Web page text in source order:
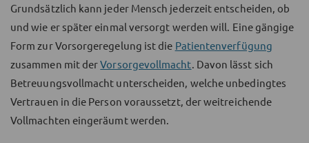
Grundsätzlich kann jeder Mensch jederzeit entscheiden, ob
und wie er später einmal versorgt werden will. Eine gängige
Form zur Vorsorgeregelung ist die Patientenverfügung
zusammen mit derVorsorgevollmacht . Davon lässt sich
Betreuungsvollmacht unterscheiden, welche unbedingtes
Vertrauen in die Person voraussetzt, der weitreichende
Vollmachten eingeräumt werden.